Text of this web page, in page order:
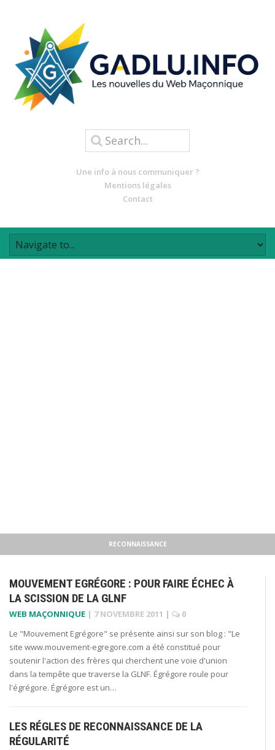
Une info à nous communiquer ?
Mentions légales
Contact
RECONNAISSANCE
MOUVEMENT EGRÉGORE : POUR FAIRE ÉCHEC À
LA SCISSION DE LA GLNF
WEB MAÇONNIQUE | 7 NOVEMBRE 2011 |
0
Le "Mouvement Egrégore" se présente ainsi sur son blog : "Le
site www.mouvement-egregore.com a été constitué pour
soutenir l'action des frères qui cherchent une voie d'union
dans la tempête que traverse la GLNF. Égrégore roule pour
l'égrégore. Égrégore est un…
LES RÉGLES DE RECONNAISSANCE DE LA
RÉGULARITÉ